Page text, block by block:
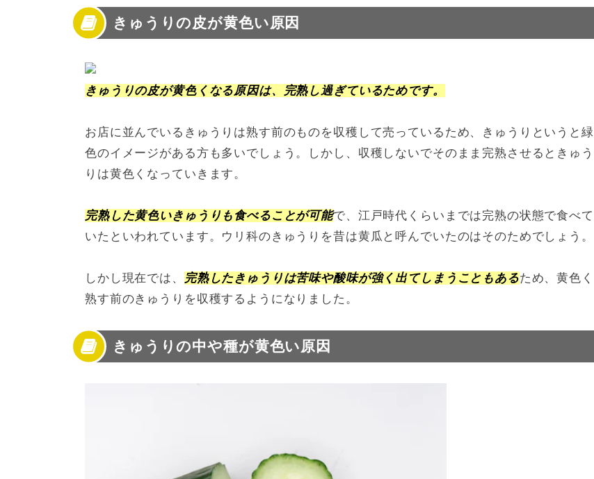
きゅうりの皮が黄色い原因
きゅうりの皮が黄色くなる原因は、完熟し過ぎているためです。
お店に並んでいるきゅうりは熟す前のものを収穫して売っているため、きゅうりというと緑
色のイメージがある方も多いでしょう。しかし、収穫しないでそのまま完熟させるときゅう
りは黄色くなっていきます。
完熟した黄色いきゅうりも食べることが可能で、江戸時代くらいまでは完熟の状態で食べて
いたといわれています。ウリ科のきゅうりを昔は黄瓜と呼んでいたのはそのためでしょう。
しかし現在では、 完熟したきゅうりは苦味や酸味が強く出てしまうこともあるため、黄色く
熟す前のきゅうりを収穫するようになりました。
きゅうりの中や種が黄色い原因